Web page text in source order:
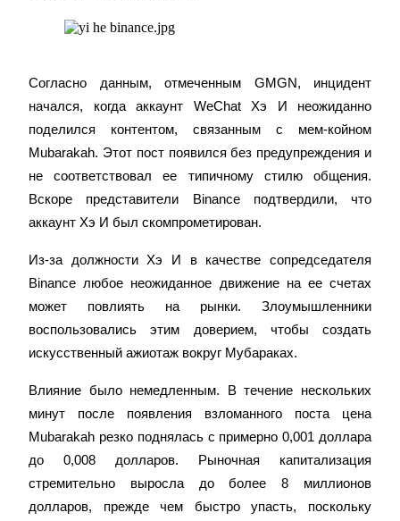
Станьте копи-трейдером
Наслаждайтесь распределением прибыли и комиссиями
за копи-трейдинг
Информация
Анализ больших данных, включая торговую информацию
и т. д.
Согласно данным, отмеченным GMGN, инцидент
начался, когда аккаунт WeChat Хэ И неожиданно
поделился контентом, связанным с мем-койном
Mubarakah. Этот пост появился без предупреждения и
не соответствовал ее типичному стилю общения.
Вскоре представители Binance подтвердили, что
аккаунт Хэ И был скомпрометирован.
Из-за должности Хэ И в качестве сопредседателя
Binance любое неожиданное движение на ее счетах
может повлиять на рынки. Злоумышленники
воспользовались этим доверием, чтобы создать
искусственный ажиотаж вокруг Мубараках.
Влияние было немедленным. В течение нескольких
минут после появления взломанного поста цена
Mubarakah резко поднялась с примерно 0,001 доллара
до 0,008 долларов. Рыночная капитализация
стремительно выросла до более 8 миллионов
долларов, прежде чем быстро упасть, поскольку